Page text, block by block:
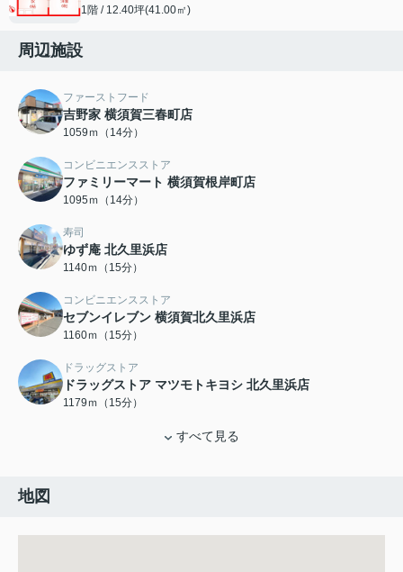
1階 / 12.40坪(41.00㎡)
周辺施設
ファーストフード
吉野家 横須賀三春町店
1059ｍ（14分）
コンビニエンスストア
ファミリーマート 横須賀根岸町店
1095ｍ（14分）
寿司
ゆず庵 北久里浜店
1140ｍ（15分）
コンビニエンスストア
セブンイレブン 横須賀北久里浜店
1160ｍ（15分）
ドラッグストア
ドラッグストア マツモトキヨシ 北久里浜店
1179ｍ（15分）
すべて見る
地図